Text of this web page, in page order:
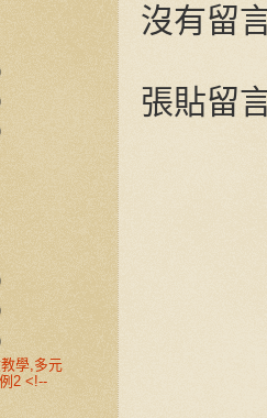
沒有留
張貼留
學,多元
2 <!--